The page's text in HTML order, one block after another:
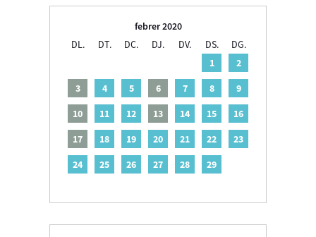
febrer 2020
DL.
DT. DC. DJ. DV. DS.
DG.
1
2
3
4 5 6 7 8
9
10
11 12 13 14 15
16
17
18 19 20 21 22
23
24
25 26 27 28 29